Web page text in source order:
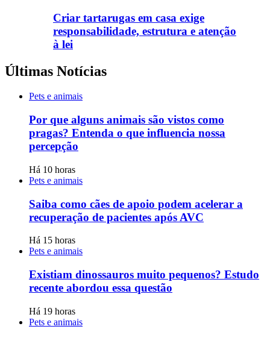
Criar tartarugas em casa exige
responsabilidade, estrutura e atenção
à lei
Últimas Notícias
Pets e animais
Por que alguns animais são vistos como
pragas? Entenda o que influencia nossa
percepção
Há 10 horas
Pets e animais
Saiba como cães de apoio podem acelerar a
recuperação de pacientes após AVC
Há 15 horas
Pets e animais
Existiam dinossauros muito pequenos? Estudo
recente abordou essa questão
Há 19 horas
Pets e animais